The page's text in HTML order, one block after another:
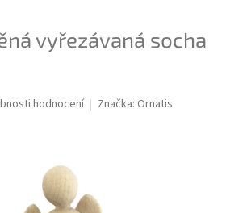
vyřezávaná socha
hodnocení Značka: Ornatis